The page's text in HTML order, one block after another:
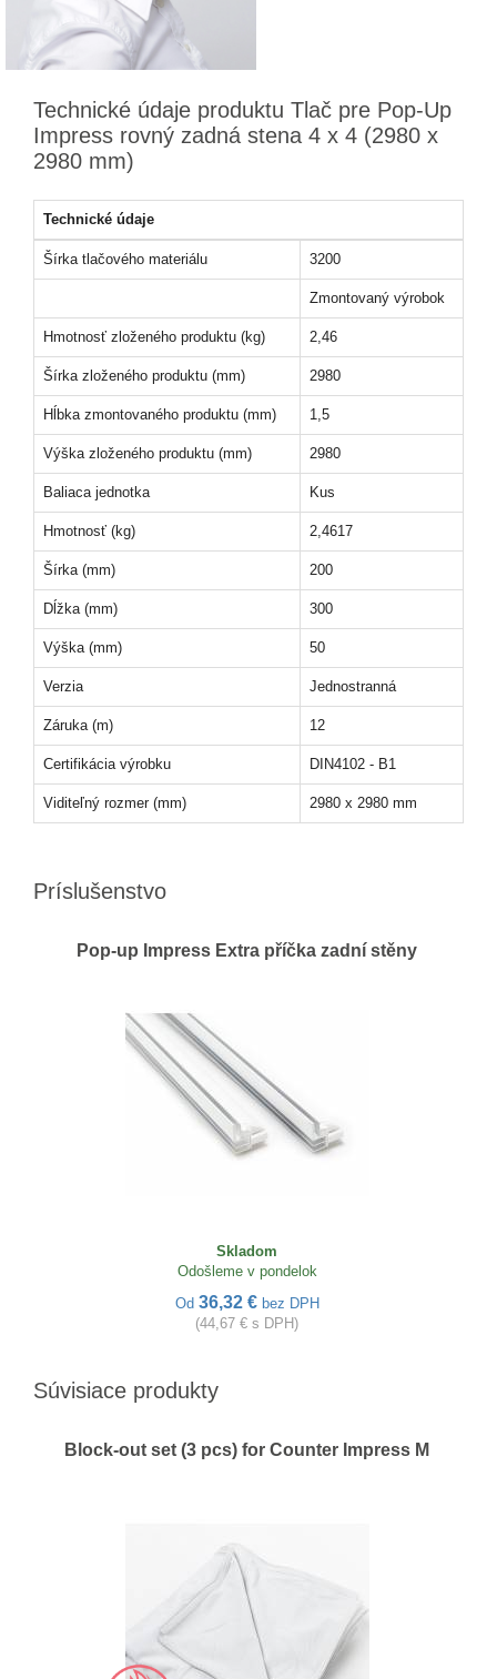
Technické údaje produktu Tlač pre Pop-Up
Impress rovný zadná stena 4 x 4 (2980 x
2980 mm)
Technické údaje
Šírka tlačového materiálu 3200
Zmontovaný výrobok
Hmotnosť zloženého produktu (kg) 2,46
Šírka zloženého produktu (mm) 2980
Hĺbka zmontovaného produktu (mm) 1,5
Výška zloženého produktu (mm) 2980
Baliaca jednotka Kus
Hmotnosť (kg) 2,4617
Šírka (mm) 200
Dĺžka (mm) 300
Výška (mm) 50
Verzia Jednostranná
Záruka (m) 12
Certifikácia výrobku DIN4102 - B1
Viditeľný rozmer (mm) 2980 x 2980 mm
Príslušenstvo
Pop-up Impress Extra příčka zadní stěny
Skladom
Odošleme v pondelok
Od 36,32 € bez DPH
(44,67 € s DPH)
Súvisiace produkty
Block-out set (3 pcs) for Counter Impress M